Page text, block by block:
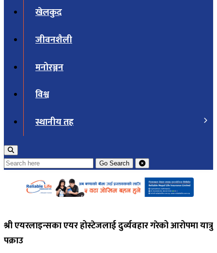
खेलकुद
जीवनशैली
मनोरञ्जन
विश्व
स्थानीय तह
Go Search
श्री एयरलाइन्सका एयर होस्टेजलाई दुर्व्यवहार गरेको आरोपमा यात्रु
पक्राउ